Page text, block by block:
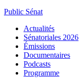
Public Sénat
Actualités
Sénatoriales 2026
Émissions
Documentaires
Podcasts
Programme